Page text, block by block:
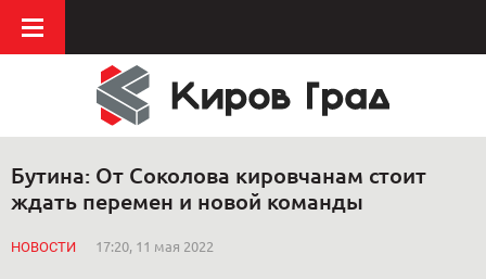
Бутина: От Соколова кировчанам стоит
ждать перемен и новой команды
НОВОСТИ 17:20, 11 мая 2022